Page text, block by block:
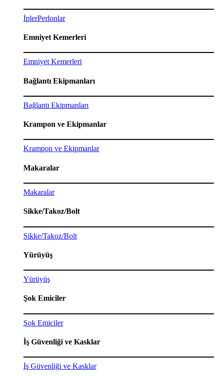
İplerPerlonlar
Emniyet Kemerleri
Emniyet Kemerleri
Bağlantı Ekipmanları
Bağlantı Ekipmanları
Krampon ve Ekipmanlar
Krampon ve Ekipmanlar
Makaralar
Makaralar
Sikke/Takoz/Bolt
Sikke/Takoz/Bolt
Yürüyüş
Yürüyüş
Şok Emiciler
Şok Emiciler
İş Güvenliği ve Kasklar
İş Güvenliği ve Kasklar